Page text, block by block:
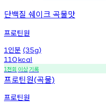
단백질 쉐이크 곡물맛
프로틴원
1 인분 (35g)
110kcal
1천회 이상기록
프로틴원(곡물)
프로틴원